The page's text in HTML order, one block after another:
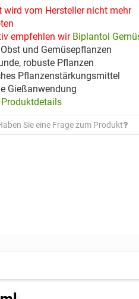
wird vom Hersteller nicht mehr
empfehlen wir Biplantol
und Gemüsepflanzen
robuste Pflanzen
Pflanzenstärkungsmittel
Gießanwendung
Produktdetails
Sie eine Frage zum Produkt